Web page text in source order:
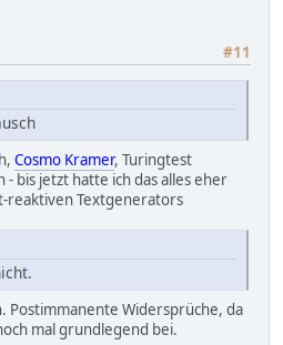
#11
Cosmo Kramer, Turingtest
- bis jetzt hatte ich das alles eher
reaktiven Textgenerators
Postimmanente Widersprüche, da
mal grundlegend bei.